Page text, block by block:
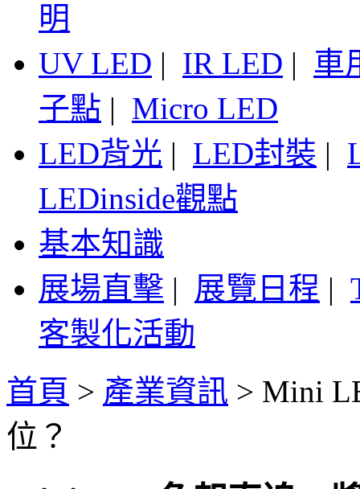
明
UV LED | IR LED | 車
子點 | Micro LED
LED背光 | LED封裝 |
LEDinside觀點
基本知識
展場直擊 | 展覽日程 |
客製化活動
首頁 > 產業資訊 > Mini
位？